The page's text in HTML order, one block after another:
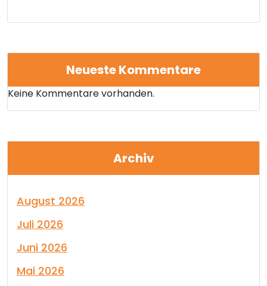
Neueste Kommentare
Keine Kommentare vorhanden.
Archiv
August 2026
Juli 2026
Juni 2026
Mai 2026